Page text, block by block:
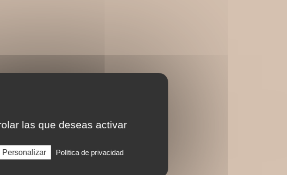
las que deseas activar
Personalizar Política de privacidad